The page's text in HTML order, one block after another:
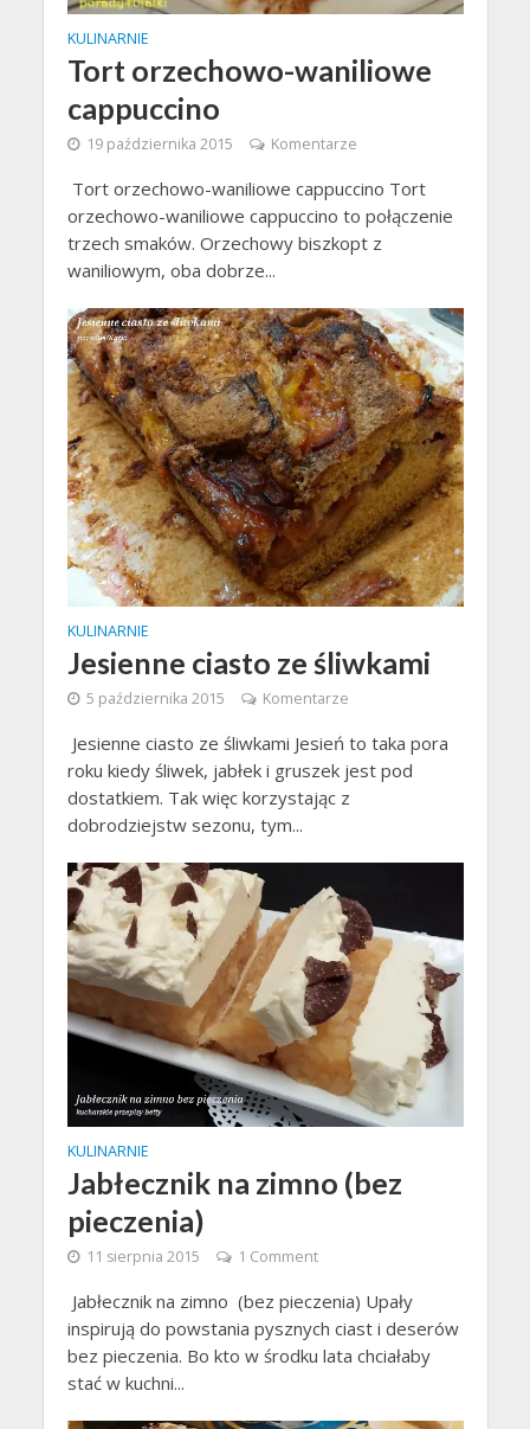
KULINARNIE
Tort orzechowo-waniliowe
cappuccino
19 października 2015 Komentarze
Tort orzechowo-waniliowe cappuccino Tort
orzechowo-waniliowe cappuccino to połączenie
trzech smaków. Orzechowy biszkopt z
waniliowym, oba dobrze...
KULINARNIE
Jesienne ciasto ze śliwkami
5 października 2015 Komentarze
Jesienne ciasto ze śliwkami Jesień to taka pora
roku kiedy śliwek, jabłek i gruszek jest pod
dostatkiem. Tak więc korzystając z
dobrodziejstw sezonu, tym...
KULINARNIE
Jabłecznik na zimno (bez
pieczenia)
11 sierpnia 2015 1 Comment
Jabłecznik na zimno (bez pieczenia) Upały
inspirują do powstania pysznych ciast i deserów
bez pieczenia. Bo kto w środku lata chciałaby
stać w kuchni...